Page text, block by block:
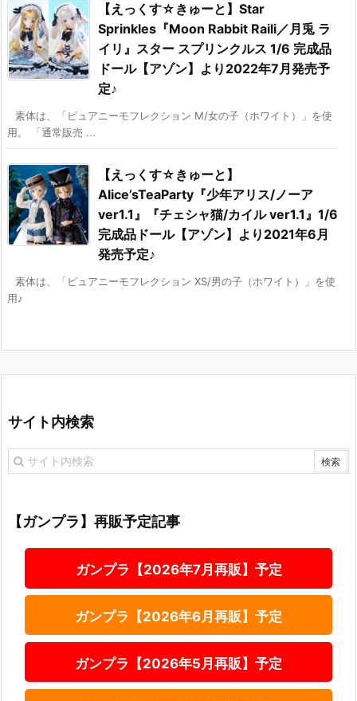
【えっくす☆きゅーと】Star
Sprinkles『Moon Rabbit Raili／月兎 ラ
イリ』スター スプリンクルス 1/6 完成品
ドール【アゾン】より2022年7月発売予
定♪
素体は、「ピュアニーモフレクション M/女の子（ホワイト）」を使
用。 「通常販売 ...
【えっくす☆きゅーと】
Alice’sTeaParty『少年アリス/ノーア
ver1.1』『チェシャ猫/カイル ver1.1』1/6
完成品ドール【アゾン】より2021年6月
発売予定♪
素体は、「ピュアニーモフレクション XS/男の子（ホワイト）」を使
用♪
サイト内検索
【ガンプラ】再販予定記事
ガンプラ【2026年7月再販】予定
ガンプラ【2026年6月再販】予定
ガンプラ【2026年5月再販】予定